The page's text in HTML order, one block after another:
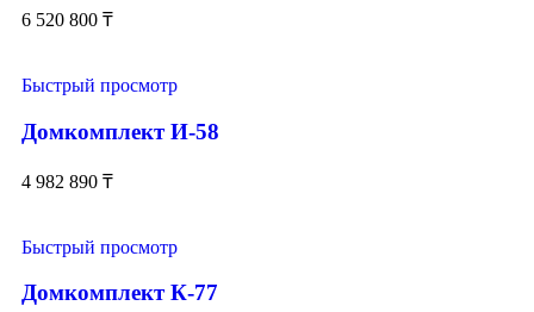
6 520 800 ₸
Быстрый просмотр
Домкомплект И-58
4 982 890 ₸
Быстрый просмотр
Домкомплект К-77